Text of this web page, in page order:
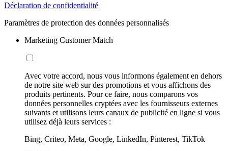
Déclaration de confidentialité
Paramètres de protection des données personnalisés
Marketing Customer Match
Avec votre accord, nous vous informons également en dehors
de notre site web sur des promotions et vous affichons des
produits pertinents. Pour ce faire, nous comparons vos
données personnelles cryptées avec les fournisseurs externes
suivants et utilisons leurs canaux de publicité en ligne si vous
utilisez déjà leurs services :
Bing, Criteo, Meta, Google, LinkedIn, Pinterest, TikTok